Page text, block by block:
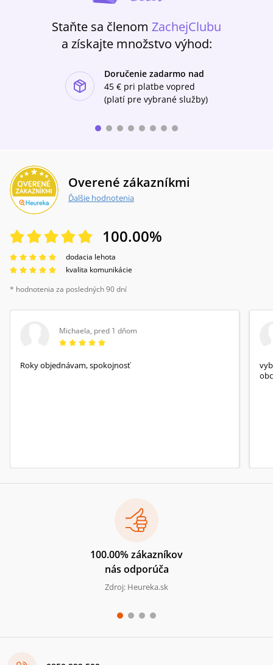
Staňte sa členom ZachejClubu
a získajte množstvo výhod:
Doručenie zadarmo nad
45 € pri platbe vopred
(platí pre vybrané služby)
Overené zákazníkmi
Ďalšie hodnotenia
100.00%
dodacia lehota
kvalita komunikácie
* hodnotenia za posledných 90 dní
Michaela, pred 1 dňom
Roky objednávam, spokojnosť
100.00% zákazníkov
nás odporúča
Zdroj: Heureka.sk